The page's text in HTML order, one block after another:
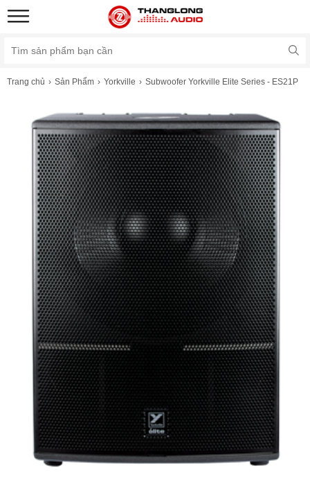
Trang chủ Sản Phẩm Yorkville Subwoofer Yorkville Elite Series - ES21P